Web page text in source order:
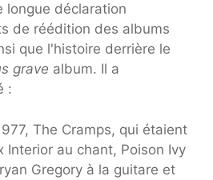
longue déclaration
de réédition des albums
que l'histoire derrière le
grave album. Il a
:
The Cramps, qui étaient
Interior au chant, Poison Ivy
Gregory à la guitare et